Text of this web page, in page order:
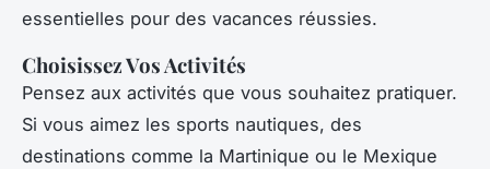
essentielles pour des vacances réussies.
Choisissez Vos Activités
Pensez aux activités que vous souhaitez pratiquer.
Si vous aimez les sports nautiques, des
destinations comme la Martinique ou le Mexique